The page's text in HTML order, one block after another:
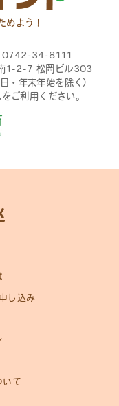
めよう！
0742-34-8111
1-2-7 松岡ビル303
・年末年始を除く）
ご利用ください。
し込み
いて